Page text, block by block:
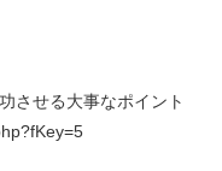
させる大事なポイント